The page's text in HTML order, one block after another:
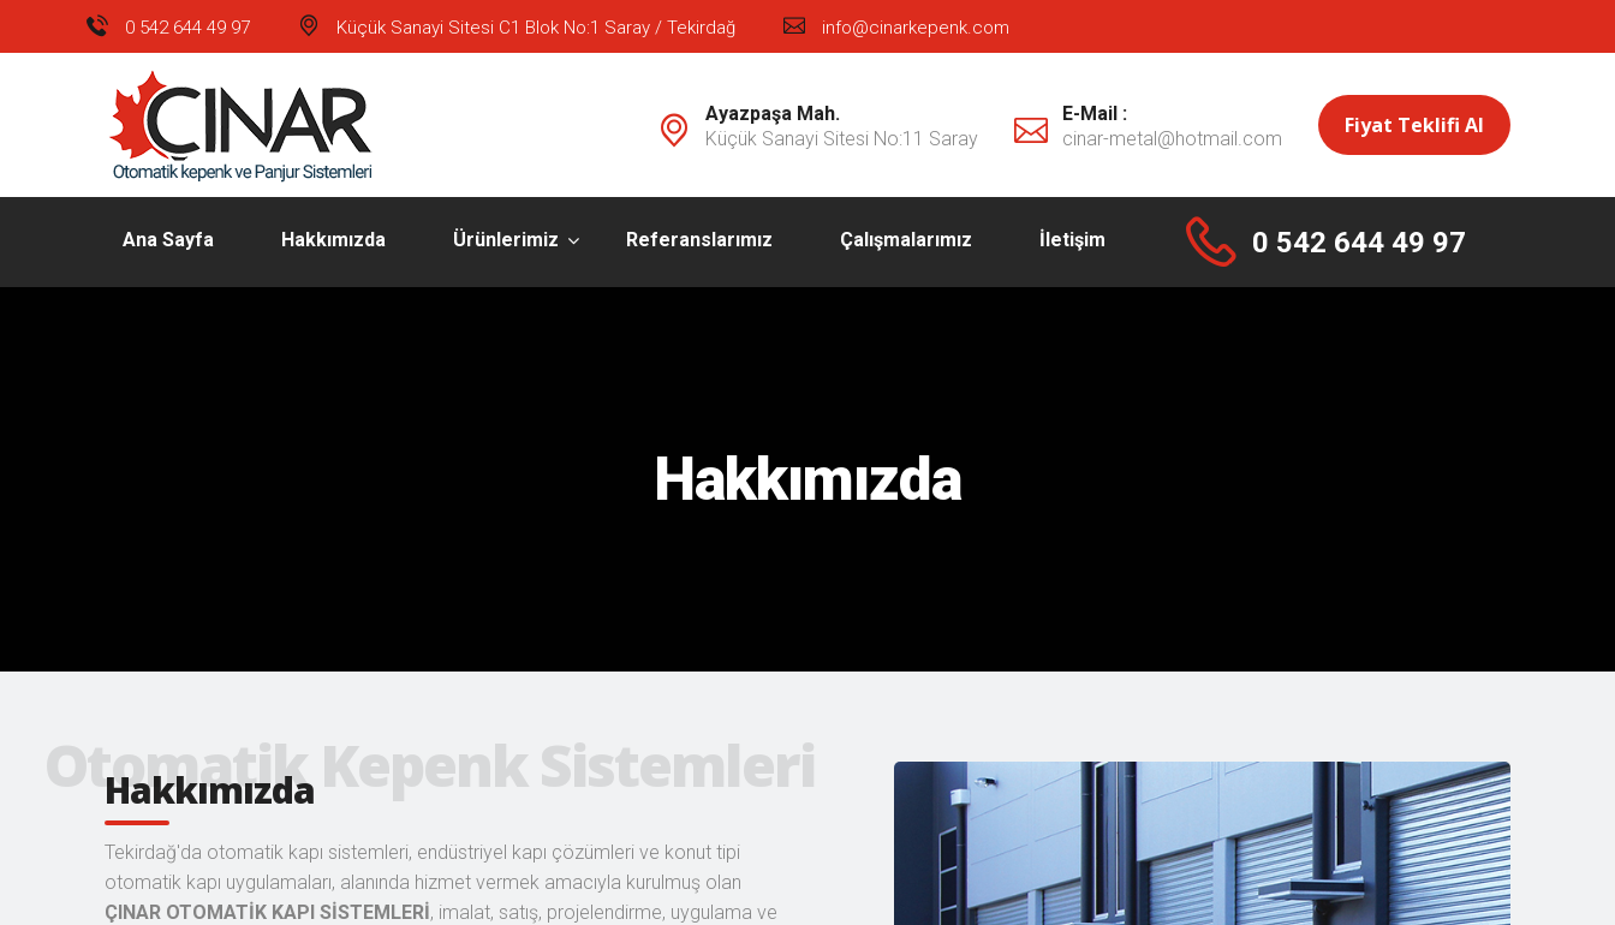
0 542 644 49 97 Küçük Sanayi Sitesi C1 Blok No:1 Saray / Tekirdağ info@cinarkepenk.com
Ayazpaşa Mah.
Küçük Sanayi Sitesi No:11 Saray
E-Mail :
cinar-metal@hotmail.com
Fiyat Teklifi Al
Ana Sayfa Hakkımızda Ürünlerimiz Referanslarımız Çalışmalarımız İletişim 0 542 644 49 97
Hakkımızda
Hakkımızda
Tekirdağ'da otomatik kapı sistemleri, endüstriyel kapı çözümleri ve konut tipi
otomatik kapı uygulamaları, alanında hizmet vermek amacıyla kurulmuş olan
ÇINAR OTOMATİK KAPI SİSTEMLERİ, imalat, satış, projelendirme, uygulama ve